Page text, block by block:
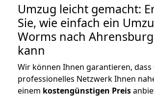
Umzug leicht gemacht:
Sie, wie einfach ein
Worms nach
kann
Wir können Ihnen garantieren, dass
professionelles Netzwerk Ihnen
einem kostengünstigen Preis